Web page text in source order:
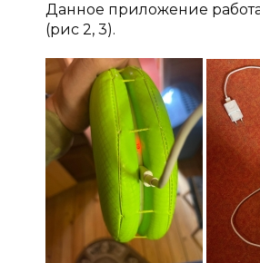
Данное приложение
(рис 2, 3).